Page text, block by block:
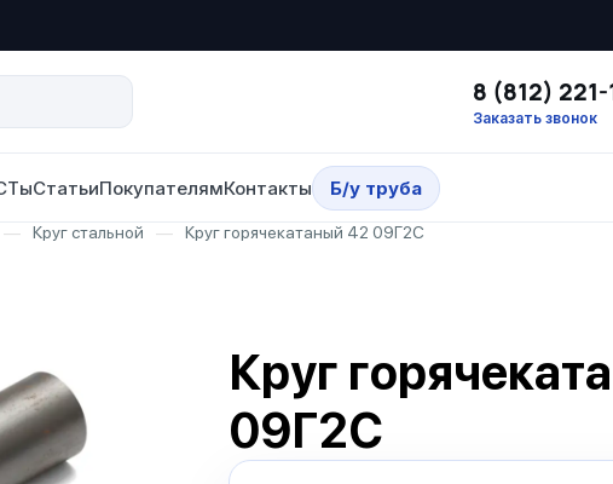
8 (812)
Заказать звонок
СтатьиПокупателямКонтакты Б/у труба
— Круг стальной — Круг горячекатаный 42 09Г2С
Круг
09Г2С